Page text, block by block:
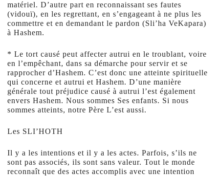
matériel. D’autre part en reconnaissant ses fautes
(vidouï), en les regrettant, en s’engageant à ne plus les
commettre et en demandant le pardon (Sli’ha VeKapara)
à Hashem.
* Le tort causé peut affecter autrui en le troublant, voire
en l’empêchant, dans sa démarche pour servir et se
rapprocher d’Hashem. C’est donc une atteinte spirituelle
qui concerne et autrui et Hashem. D’une manière
générale tout préjudice causé à autrui l’est également
envers Hashem. Nous sommes Ses enfants. Si nous
sommes atteints, notre Père L’est aussi.
Les SLI’HOTH
Il y a les intentions et il y a les actes. Parfois, s’ils ne
sont pas associés, ils sont sans valeur. Tout le monde
reconnaît que des actes accomplis avec une intention